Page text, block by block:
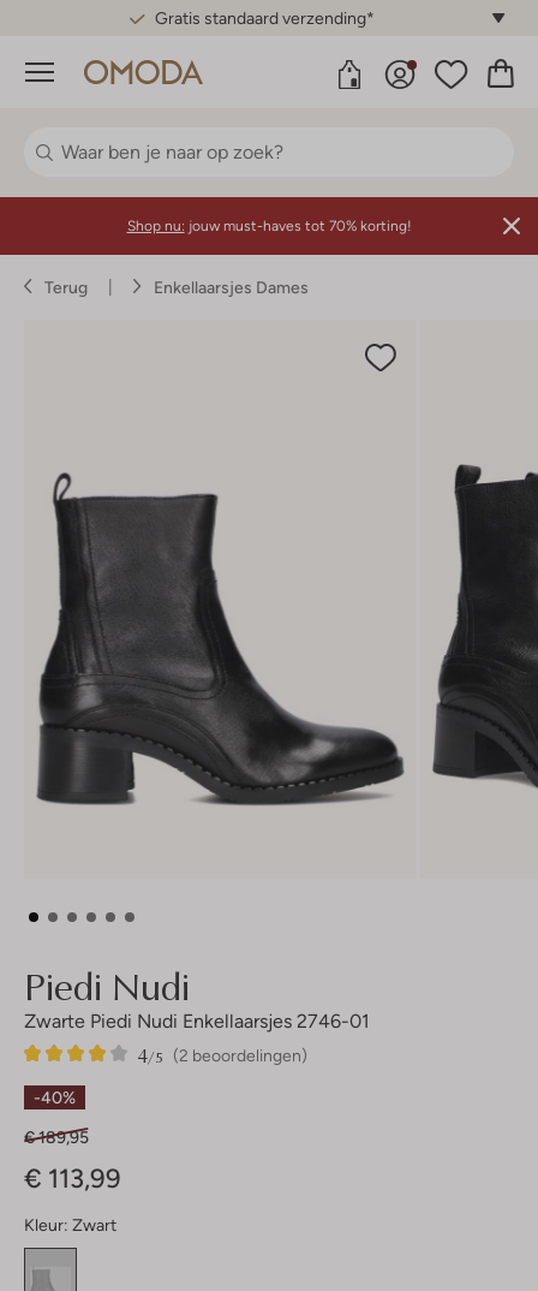
Gratis standaard verzending*
Menu
Shop nu: jouw must-haves tot 70% korting!
Terug Enkellaarsjes Dames
Piedi Nudi
Zwarte Piedi Nudi Enkellaarsjes 2746-01
(2 beoordelingen)
4/5
2
4
Sterren
-40%
€ 189,95
€ 113,99
Kleur: Zwart